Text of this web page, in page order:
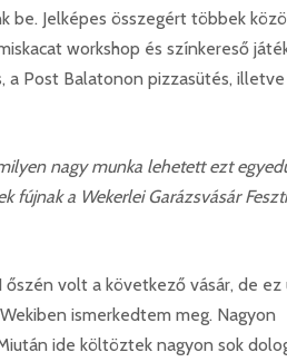
be. Jelképes összegért többek
workshop és színkereső
a Post Balatonon pizzasütés, illetve
nagy munka lehetett ezt
fújnak a Wekerlei Garázsvásár
volt a következő vásár, de ez
ismerkedtem meg. Nagyon
ide költöztek nagyon sok